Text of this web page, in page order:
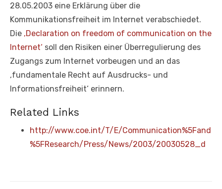
28.05.2003 eine Erklärung über die
Kommunikationsfreiheit im Internet verabschiedet.
Die ‚Declaration on freedom of communication on the
Internet‘ soll den Risiken einer Überregulierung des
Zugangs zum Internet vorbeugen und an das
‚fundamentale Recht auf Ausdrucks- und
Informationsfreiheit‘ erinnern.
Related Links
http://www.coe.int/T/E/Communication%5Fand
%5FResearch/Press/News/2003/20030528_d